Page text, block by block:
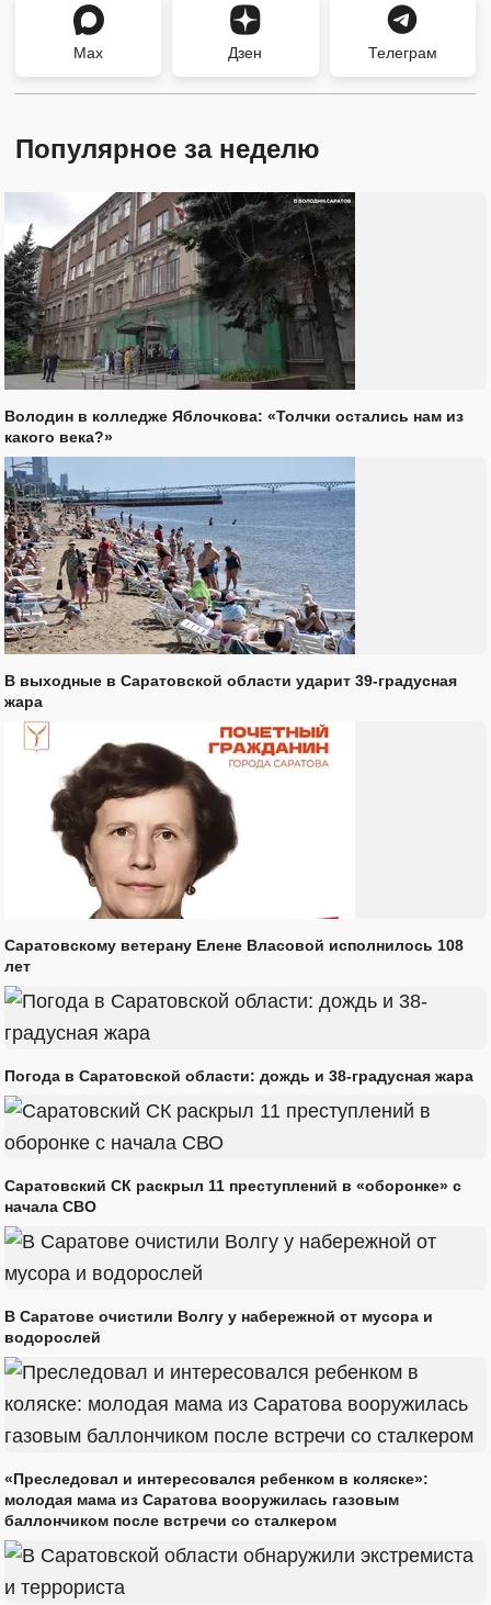
Max Дзен Телеграм
Популярное за неделю
Володин в колледже Яблочкова: «Толчки остались нам из
какого века?»
В выходные в Саратовской области ударит 39-градусная
жара
Саратовскому ветерану Елене Власовой исполнилось 108
лет
Погода в Саратовской области: дождь и 38-градусная жара
Саратовский СК раскрыл 11 преступлений в «оборонке» с
начала СВО
В Саратове очистили Волгу у набережной от мусора и
водорослей
«Преследовал и интересовался ребенком в коляске»:
молодая мама из Саратова вооружилась газовым
баллончиком после встречи со сталкером